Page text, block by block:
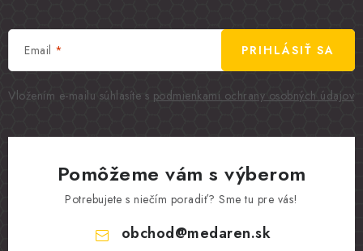
Email
Vložením e-mailu súhlasíte s podmienkami ochrany osobných údajov
PRIHLÁSIŤ SA
Pomôžeme vám s výberom
Potrebujete s niečím poradiť? Sme tu pre vás!
obchod@medaren.sk